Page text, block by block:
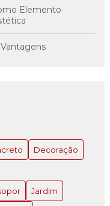
Elemento
Escolher e
Escolher e
Escolher e
Decoração
Jardim